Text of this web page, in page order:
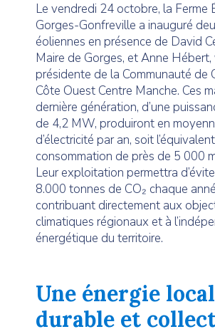
Le vendredi 24 octobre, la Ferme
Gorges-Gonfreville a inauguré
éoliennes en présence de David
Maire de Gorges, et Anne Hébert,
présidente de la Communauté de
Côte Ouest Centre Manche. Ces
dernière génération, d’une
de 4,2 MW, produiront en
d’électricité par an, soit
consommation de près de 5 000
Leur exploitation permettra
8.000 tonnes de CO₂ chaque
contribuant directement aux
climatiques régionaux et à
énergétique du territoire.
Une énergie
durable et